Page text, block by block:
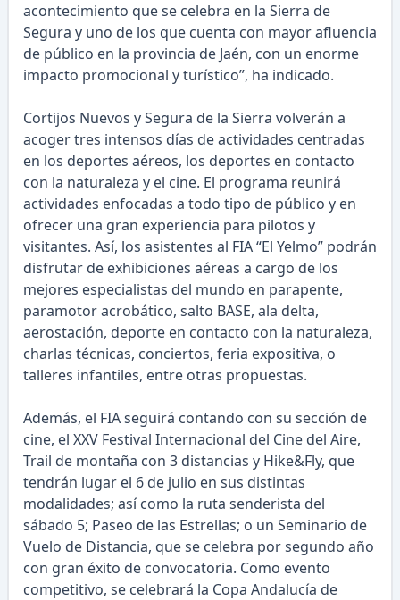
acontecimiento que se celebra en la Sierra de
Segura y uno de los que cuenta con mayor afluencia
de público en la provincia de Jaén, con un enorme
impacto promocional y turístico”, ha indicado.
Cortijos Nuevos y Segura de la Sierra volverán a
acoger tres intensos días de actividades centradas
en los deportes aéreos, los deportes en contacto
con la naturaleza y el cine. El programa reunirá
actividades enfocadas a todo tipo de público y en
ofrecer una gran experiencia para pilotos y
visitantes. Así, los asistentes al FIA “El Yelmo” podrán
disfrutar de exhibiciones aéreas a cargo de los
mejores especialistas del mundo en parapente,
paramotor acrobático, salto BASE, ala delta,
aerostación, deporte en contacto con la naturaleza,
charlas técnicas, conciertos, feria expositiva, o
talleres infantiles, entre otras propuestas.
Además, el FIA seguirá contando con su sección de
cine, el XXV Festival Internacional del Cine del Aire,
Trail de montaña con 3 distancias y Hike&Fly, que
tendrán lugar el 6 de julio en sus distintas
modalidades; así como la ruta senderista del
sábado 5; Paseo de las Estrellas; o un Seminario de
Vuelo de Distancia, que se celebra por segundo año
con gran éxito de convocatoria. Como evento
competitivo, se celebrará la Copa Andalucía de